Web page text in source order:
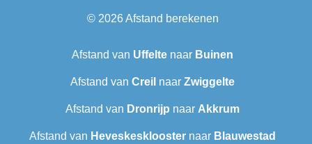
© 2026Afstand berekenen
Afstand van Uffelte naar Buinen
Afstand van Creil naar Zwiggelte
Afstand van Dronrijp naar Akkrum
Afstand van Heveskesklooster‎ naar Blauwestad